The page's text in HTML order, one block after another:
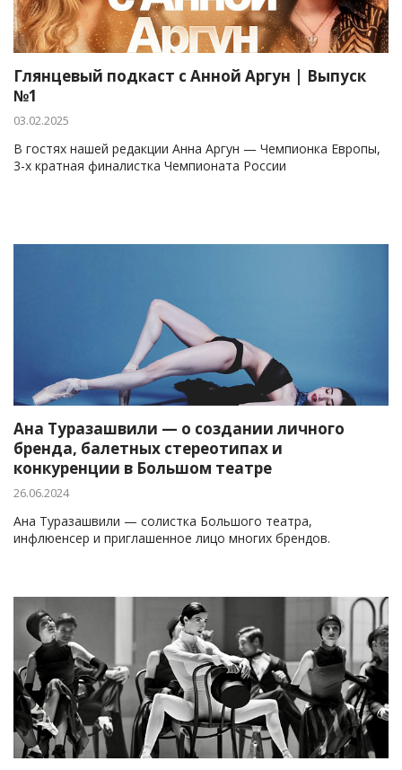
Глянцевый подкаст с Анной Аргун | Выпуск
№1
03.02.2025
В гостях нашей редакции Анна Аргун — Чемпионка Европы,
3-х кратная финалистка Чемпионата России
Ана Туразашвили — о создании личного
бренда, балетных стереотипах и
конкуренции в Большом театре
26.06.2024
Ана Туразашвили — солистка Большого театра,
инфлюенсер и приглашенное лицо многих брендов.